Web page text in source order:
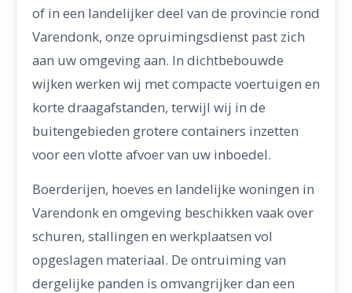
of in een landelijker deel van de provincie rond
Varendonk, onze opruimingsdienst past zich
aan uw omgeving aan. In dichtbebouwde
wijken werken wij met compacte voertuigen en
korte draagafstanden, terwijl wij in de
buitengebieden grotere containers inzetten
voor een vlotte afvoer van uw inboedel.
Boerderijen, hoeves en landelijke woningen in
Varendonk en omgeving beschikken vaak over
schuren, stallingen en werkplaatsen vol
opgeslagen materiaal. De ontruiming van
dergelijke panden is omvangrijker dan een